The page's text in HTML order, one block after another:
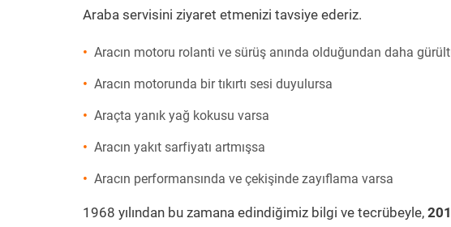
Araba servisini ziyaret etmenizi tavsiye ederiz.
Aracın motoru rolanti ve sürüş anında olduğundan daha
Aracın motorunda bir tıkırtı sesi duyulursa
Araçta yanık yağ kokusu varsa
Aracın yakıt sarfiyatı artmışsa
Aracın performansında ve çekişinde zayıflama varsa
1968 yılından bu zamana edindiğimiz bilgi ve tecrübeyle,